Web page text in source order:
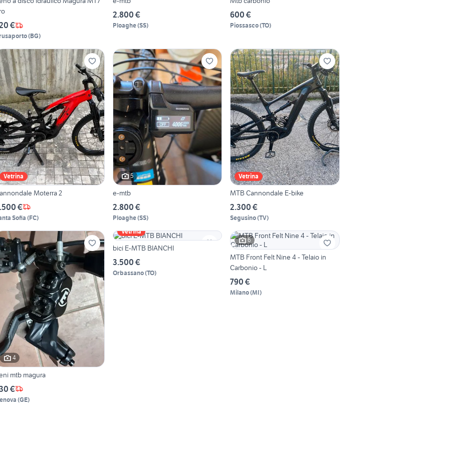
€
(BG)
2.800 €
Ploaghe(SS)
600 €
Piossasco(TO)
Vetrina
Moterra 2
€
Sofia (FC)
5
e-mtb
2.800 €
Ploaghe(SS)
Vetrina
MTB Cannondale E-bike
2.300 €
Segusino(TV)
4
mtb magura
€
(GE)
Vetrina
bici E-MTB BIANCHI
3.500 €
Orbassano(TO)
6
MTB Front Felt Nine 4 - Telaio in
Carbonio - L
790 €
Milano(MI)